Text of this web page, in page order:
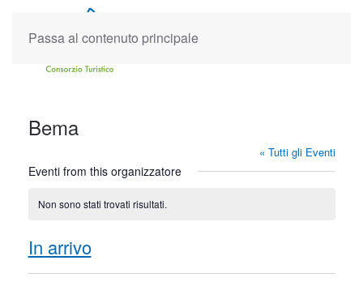
Passa al contenuto principale
Bema
« Tutti gli Eventi
Eventi from this organizzatore
Notice
Non sono stati trovati risultati.
In arrivo
Seleziona